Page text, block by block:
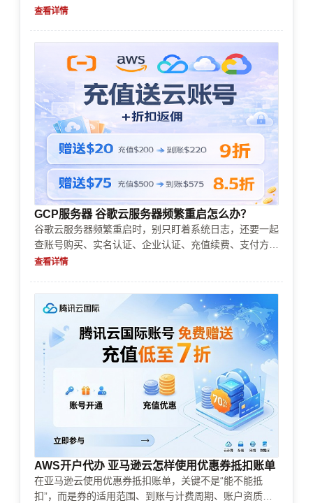
限。本文按实际步骤、风控点和常见错误说明，帮助你少
查看详情
GCP服务器 谷歌云服务器频繁重启怎么办？
谷歌云服务器频繁重启时，别只盯着系统日志，还要一起
查账号购买、实名认证、企业认证、充值续费、支付方式
和风控审核。很多重启看似是机器故障，实际是账单、权
查看详情
AWS开户代办 亚马逊云怎样使用优惠券抵扣账单
在亚马逊云使用优惠券抵扣账单，关键不是“能不能抵
扣”，而是券的适用范围、到账与计费周期、账户资质与